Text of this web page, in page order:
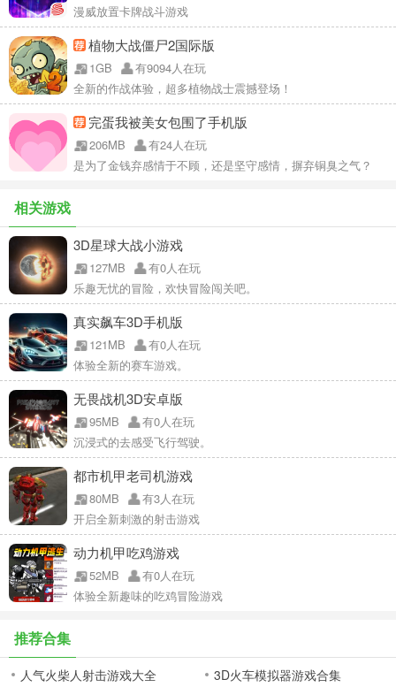
漫威放置卡牌战斗游戏
植物大战僵尸2国际版
1GB
有9094人在玩
全新的作战体验，超多植物战士震撼登场！
完蛋我被美女包围了手机版
206MB
有24人在玩
是为了金钱弃感情于不顾，还是坚守感情，摒弃铜臭之气？
相关游戏
3D星球大战小游戏
127MB
有0人在玩
乐趣无忧的冒险，欢快冒险闯关吧。
真实飙车3D手机版
121MB
有0人在玩
体验全新的赛车游戏。
无畏战机3D安卓版
95MB
有0人在玩
沉浸式的去感受飞行驾驶。
都市机甲老司机游戏
80MB
有3人在玩
开启全新刺激的射击游戏
动力机甲吃鸡游戏
52MB
有0人在玩
体验全新趣味的吃鸡冒险游戏
推荐合集
人气火柴人射击游戏大全
3D火车模拟器游戏合集